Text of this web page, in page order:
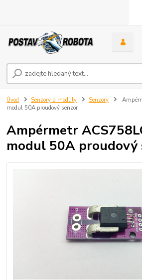
Úvod Senzory a moduly Senzory
modul 50A proudový senzor
Ampérmetr
modul 50A proudový